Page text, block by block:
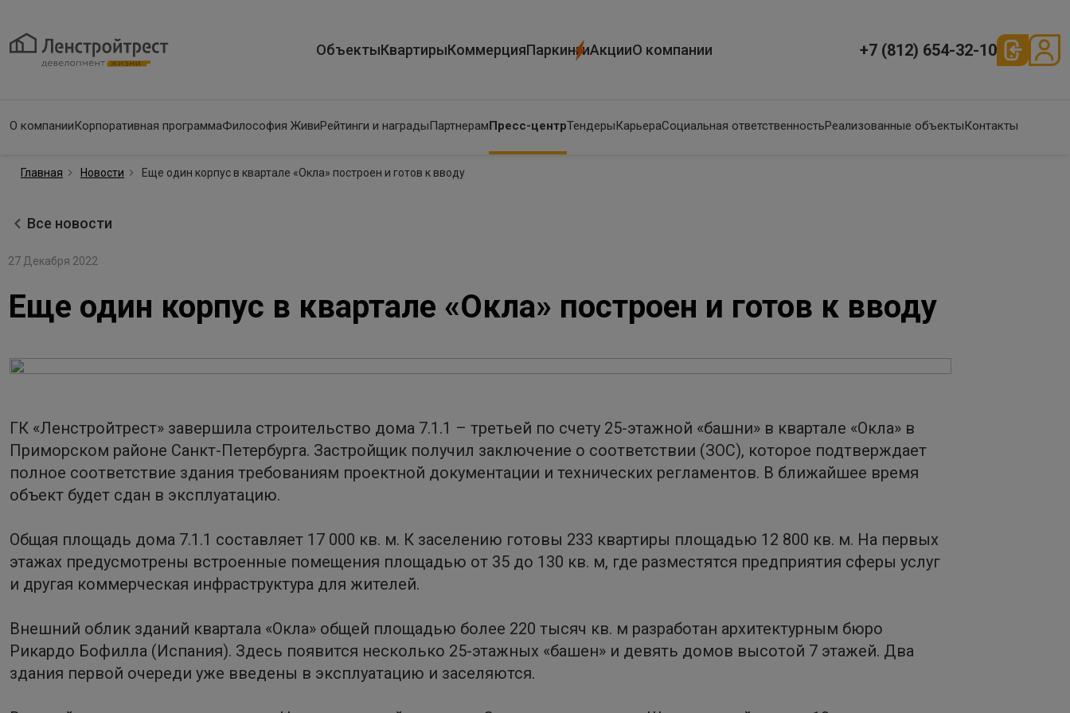
ОбъектыКвартирыКоммерцияПаркингиАкцииО компании +7 (812) 654-32-10
О компанииКорпоративная программаФилософия ЖивиРейтинги и наградыПартнерамПресс-центрТендерыКарьераСоциальная ответственностьРеализованные объектыКонтакты
Главная Новости Еще один корпус в квартале «Окла» построен и готов к вводу
Все новости
27 Декабря 2022
Еще один корпус в квартале «Окла» построен и готов к вводу
ГК «Ленстройтрест» завершила строительство дома 7.1.1 – третьей по счету 25-этажной «башни» в квартале «Окла» в
Приморском районе Санкт-Петербурга. Застройщик получил заключение о соответствии (ЗОС), которое подтверждает
полное соответствие здания требованиям проектной документации и технических регламентов. В ближайшее время
объект будет сдан в эксплуатацию.
Общая площадь дома 7.1.1 составляет 17 000 кв. м. К заселению готовы 233 квартиры площадью 12 800 кв. м. На первых
этажах предусмотрены встроенные помещения площадью от 35 до 130 кв. м, где разместятся предприятия сферы услуг
и другая коммерческая инфраструктура для жителей.
Внешний облик зданий квартала «Окла» общей площадью более 220 тысяч кв. м разработан архитектурным бюро
Рикардо Бофилла (Испания). Здесь появится несколько 25-этажных «башен» и девять домов высотой 7 этажей. Два
здания первой очереди уже введены в эксплуатацию и заселяются.